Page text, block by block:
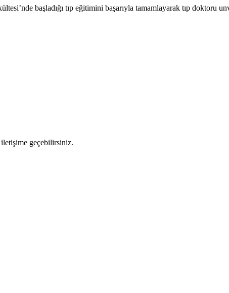
başladığı tıp eğitimini başarıyla tamamlayarak tıp doktoru
geçebilirsiniz.